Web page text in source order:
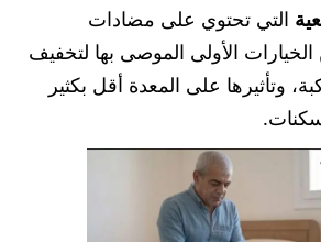
التي تحتوي على مضادات
الخيارات الأولى الموصى بها لتخفيف
وتأثيرها على المعدة أقل بكثير